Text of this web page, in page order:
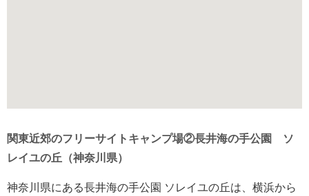
関東近郊のフリーサイトキャンプ場②長井海の手公園 ソ
レイユの丘（神奈川県）
神奈川県にある長井海の手公園 ソレイユの丘は、横浜から